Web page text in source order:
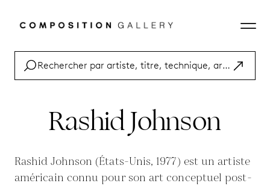
Rashid Johnson
Rashid Johnson (États-Unis, 1977) est un artiste
américain connu pour son art conceptuel post-